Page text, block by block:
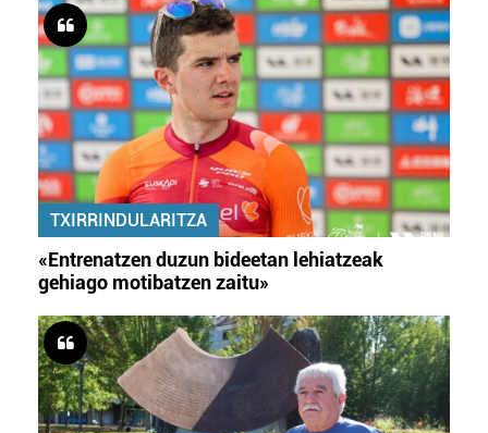
TXIRRINDULARITZA
«Entrenatzen duzun bideetan lehiatzeak
gehiago motibatzen zaitu»